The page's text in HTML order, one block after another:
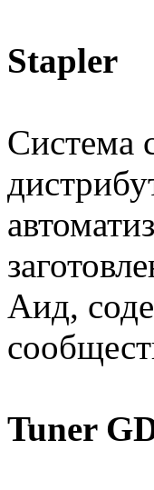
Stapler
Система
Аид,
Tuner